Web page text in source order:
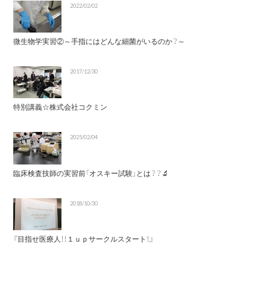
2022/02/02
微生物学実習②～手指にはどんな細菌がいるのか？～
2017/12/30
特別講義☆株式会社コクミン
2025/02/04
臨床検査技師の実習前「オスキー試験」とは？？🔬
2018/10/30
『目指せ医療人！！１ｕｐサークルスタート！』